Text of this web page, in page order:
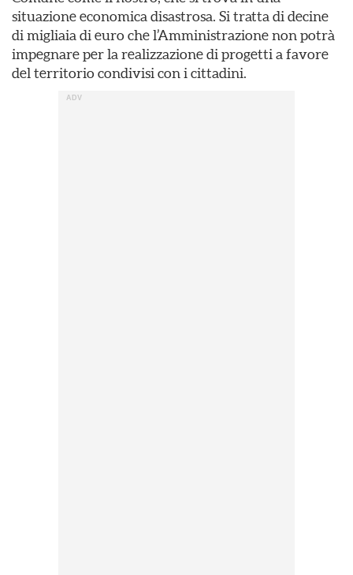
situazione economica disastrosa. Si tratta di decine
di migliaia di euro che l’Amministrazione non potrà
impegnare per la realizzazione di progetti a favore
del territorio condivisi con i cittadini.